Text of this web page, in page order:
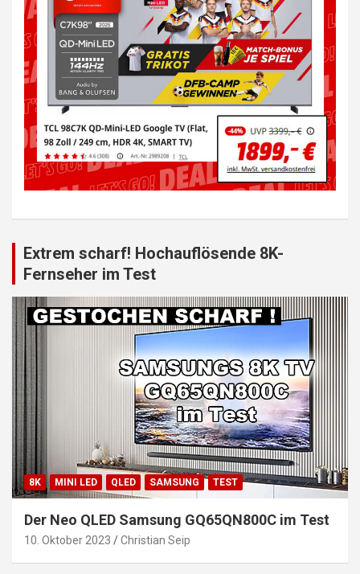
Extrem scharf! Hochauflösende 8K-
Fernseher im Test
8K MINI LED QLED SAMSUNG TEST
Der Neo QLED Samsung GQ65QN800C im Test
10. Oktober 2023 Christian Seip